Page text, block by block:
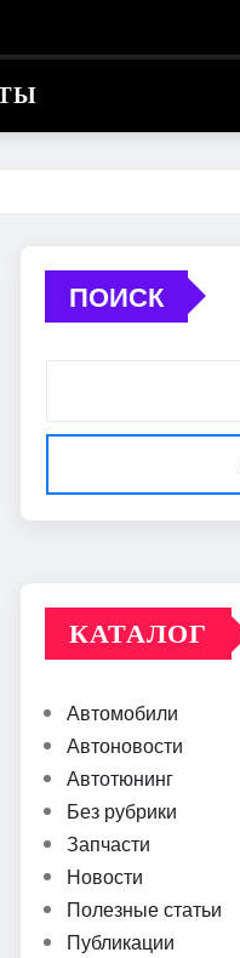
ПОИСК
КАТАЛОГ
Автомобили
Автоновости
Автотюнинг
Без рубрики
Запчасти
Новости
Полезные статьи
Публикации